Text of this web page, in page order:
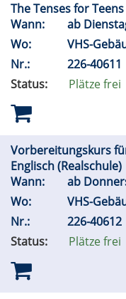
The Tenses for
Wann:
ab
Wo:
VHS-
Nr.:
226-40611
Status:
Plätze frei
Vorbereitungskurs
Englisch (Realschule)
Wann:
ab
Wo:
VHS-
Nr.:
226-40612
Status:
Plätze frei